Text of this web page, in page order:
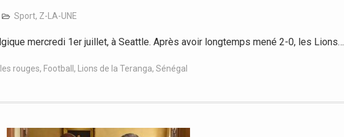
Sport, Z-LA-UNE
mercredi 1er juillet, à Seattle. Après avoir longtemps mené 2-0, les Lions…
rouges, Football , Lions de la Teranga, Sénégal